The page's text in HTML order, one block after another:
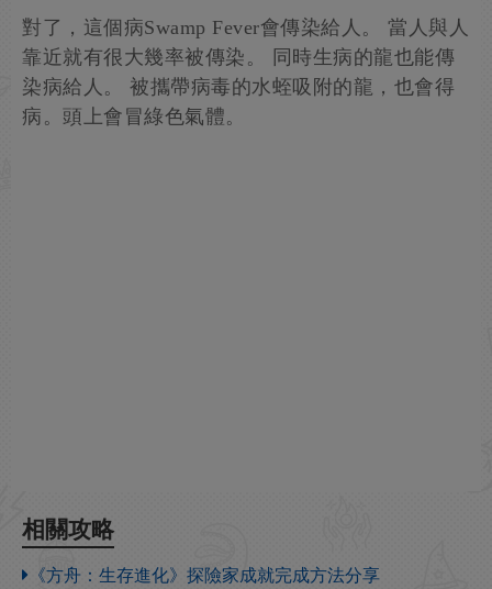
對了，這個病Swamp Fever會傳染給人。 當人與人
靠近就有很大幾率被傳染。 同時生病的龍也能傳
染病給人。 被攜帶病毒的水蛭吸附的龍，也會得
病。頭上會冒綠色氣體。
相關攻略
《方舟：生存進化》探險家成就完成方法分享